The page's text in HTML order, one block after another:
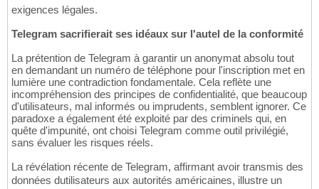
exigences légales.
Telegram sacrifierait ses idéaux sur l'autel de la conformité
La prétention de Telegram à garantir un anonymat absolu tout
en demandant un numéro de téléphone pour l'inscription met en
lumière une contradiction fondamentale. Cela reflète une
incompréhension des principes de confidentialité, que beaucoup
d'utilisateurs, mal informés ou imprudents, semblent ignorer. Ce
paradoxe a également été exploité par des criminels qui, en
quête d'impunité, ont choisi Telegram comme outil privilégié,
sans évaluer les risques réels.
La révélation récente de Telegram, affirmant avoir transmis des
données dutilisateurs aux autorités américaines, illustre un